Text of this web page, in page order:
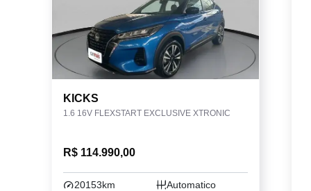
KICKS
1.6 16V FLEXSTART EXCLUSIVE XTRONIC
R$ 114.990,00
20153km
Automatico